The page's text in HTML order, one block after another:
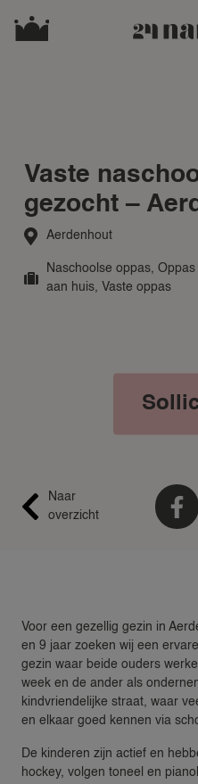
Vaste
gezocht –
Aerdenhout
Naschoolse oppas, Oppas
aan huis, Vaste oppas
Naar
overzicht
Voor een gezellig gezin in
en 9 jaar zoeken wij een
gezin waar beide ouders
week en de ander als
kindvriendelijke straat, waar
en elkaar goed kennen via
De kinderen zijn actief en
hockey, volgen toneel en